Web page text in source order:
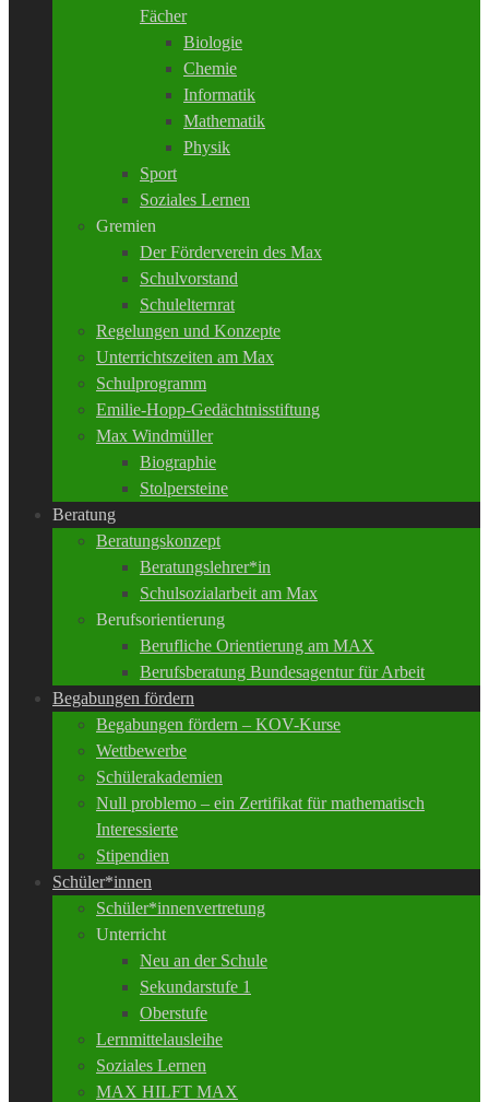
Fächer
Biologie
Chemie
Informatik
Mathematik
Physik
Sport
Soziales Lernen
Gremien
Der Förderverein des Max
Schulvorstand
Schulelternrat
Regelungen und Konzepte
Unterrichtszeiten am Max
Schulprogramm
Emilie-Hopp-Gedächtnisstiftung
Max Windmüller
Biographie
Stolpersteine
Beratung
Beratungskonzept
Beratungslehrer*in
Schulsozialarbeit am Max
Berufsorientierung
Berufliche Orientierung am MAX
Berufsberatung Bundesagentur für Arbeit
Begabungen fördern
Begabungen fördern – KOV-Kurse
Wettbewerbe
Schülerakademien
Null problemo – ein Zertifikat für mathematisch
Interessierte
Stipendien
Schüler*innen
Schüler*innenvertretung
Unterricht
Neu an der Schule
Sekundarstufe 1
Oberstufe
Lernmittelausleihe
Soziales Lernen
MAX HILFT MAX